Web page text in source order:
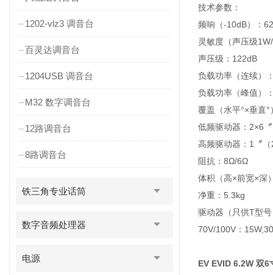
1202-vlz3 调音台
百灵达调音台
1204USB 调音台
M32 数字调音台
12路调音台
8路调音台
铁三角专业话筒
数字音频处理器
电源
技术参数：
频响（-10dB）：
灵敏度（声压级
声压级：122dB
负载功率（连续）
负载功率（峰值）
覆盖（水平°×垂直°
低频驱动器：2×6
高频驱动器：1〞
阻抗：8Ω/6Ω
体积（高×前宽×深
净重：5.3kg
驱动器（只供T型
70V/100V：
EV EVID 6.2W 双6